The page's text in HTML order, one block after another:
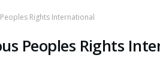
Rights International
Peoples Rights